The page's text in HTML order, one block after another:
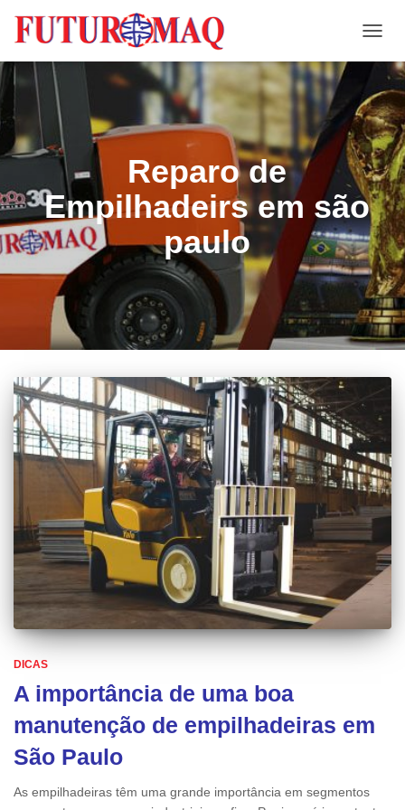
Reparo de
Empilhadeirs em são
paulo
DICAS
A importância de uma boa
manutenção de empilhadeiras em
São Paulo
As empilhadeiras têm uma grande importância em segmentos